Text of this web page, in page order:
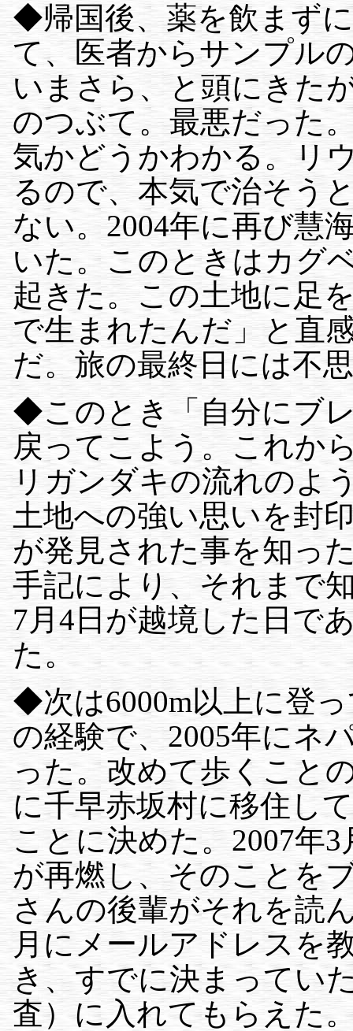
◆帰国後、薬を飲まず
て、医者からサンプル
いまさら、と頭にきた
のつぶて。最悪だった
気かどうかわかる。リ
るので、本気で治そう
ない。2004年に再び慧
いた。このときはカグ
起きた。この土地に足
で生まれたんだ」と直
だ。旅の最終日には不
◆このとき「自分にブ
戻ってこよう。これか
リガンダキの流れのよ
土地への強い思いを封
が発見された事を知っ
手記により、それまで
7月4日が越境した日で
た。
◆次は6000m以上に登
の経験で、2005年にネ
った。改めて歩くこと
に千早赤坂村に移住し
ことに決めた。2007年
が再燃し、そのことを
さんの後輩がそれを読
月にメールアドレスを
き、すでに決まってい
査）に入れてもらえた